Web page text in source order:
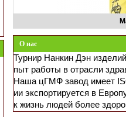
О нас
Турнир Нанкин Дэн
пыт работы в отрасли
Наша цГМФ завод имеет
ии экспортируется в
к жизнь людей более